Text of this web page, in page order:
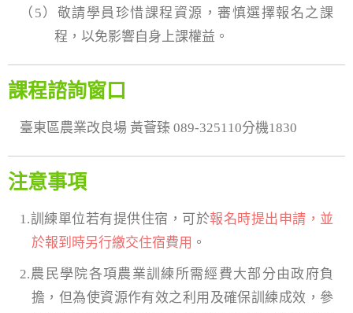
（5）敬請學員珍惜課程資源，審慎選擇報名之課
程，以免影響自身上課權益。
課程諮詢窗口
臺東區農業改良場 黃薈臻 089-325110分機1830
注意事項
1.訓練單位若有提供住宿，可於報名時提出申請，並
於報到時另行繳交住宿費用 。
2.農民學院各項農業訓練所需經費大部分由政府負
擔，但為使資源作有效之利用及確保訓練成效，參